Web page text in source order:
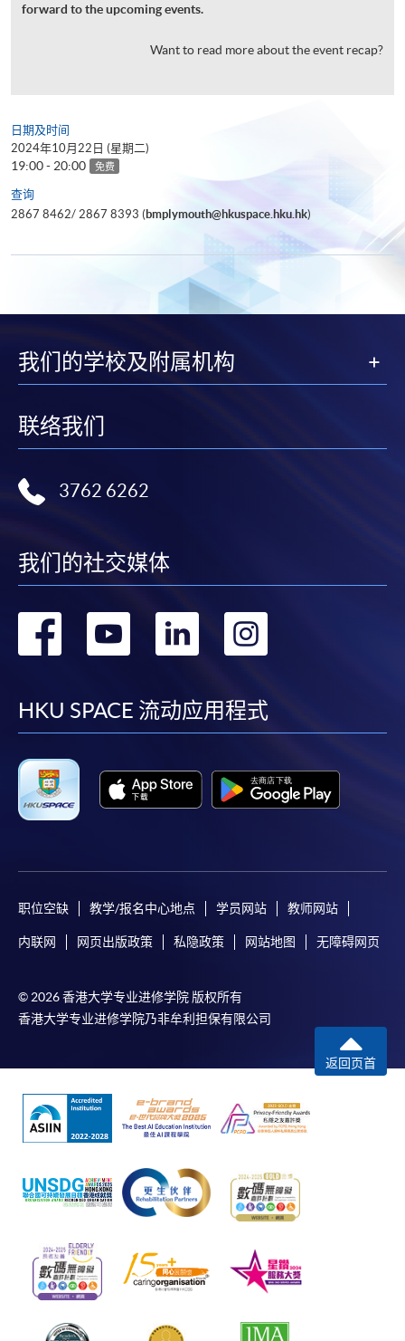
forward to the upcoming events.
Want to read more about the event recap?
日期及时间
2024年10月22日 (星期二)
19:00 - 20:00 免费
查询
2867 8462/ 2867 8393 (bmplymouth@hkuspace.hku.hk)
我们的学校及附属机构
联络我们
3762 6262
我们的社交媒体
转
facebook
转
youtube
转
linkedin
转
HKU SPACE 流动应用程式
职位空缺 教学/报名中心地点 学员网站 教师网站
内联网 网页出版政策 私隐政策 网站地图 无障碍网页
© 2026 香港大学专业进修学院 版权所有
香港大学专业进修学院乃非牟利担保有限公司
返回页首